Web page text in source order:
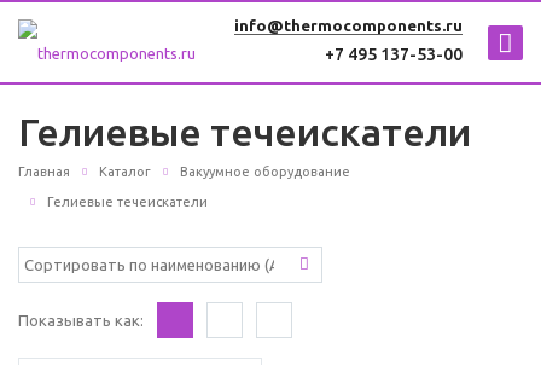
info@thermocomponents.ru
+7 495 137-53-00
Гелиевые течеискатели
Главная Каталог Вакуумное оборудование
Гелиевые течеискатели
Показывать как: